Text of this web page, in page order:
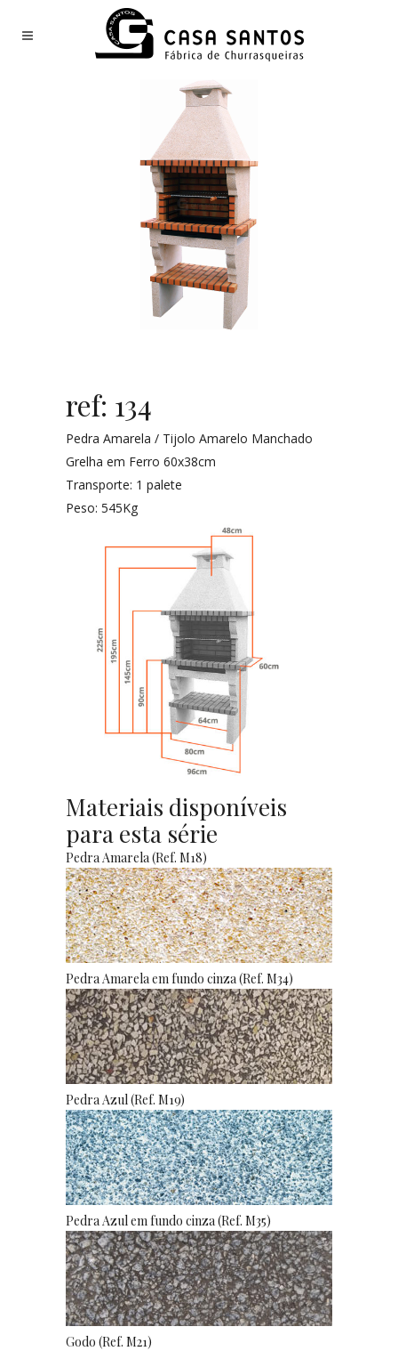
ref: 134
Pedra Amarela / Tijolo Amarelo Manchado
Grelha em Ferro 60x38cm
Transporte: 1 palete
Peso: 545Kg
Materiais disponíveis
para esta série
Pedra Amarela (Ref. M18)
Pedra Amarela em fundo cinza (Ref. M34)
Pedra Azul (Ref. M19)
Pedra Azul em fundo cinza (Ref. M35)
Godo (Ref. M21)